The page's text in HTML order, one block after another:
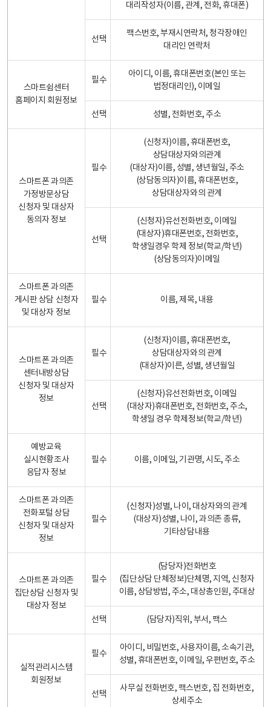
대리작성자(이름, 관계, 전화, 휴대폰)
선택
팩스번호, 부재시연락처, 청각장애인
대리인 연락처
스마트쉼센터
홈페이지 회원정보
필수
아이디, 이름, 휴대폰번호(본인 또는
법정대리인), 이메일
선택 성별, 전화번호, 주소
스마트폰 과의존
가정방문상담
신청자 및 대상자
동의자 정보
필수
(신청자)이름, 휴대폰번호,
상담대상자와의관계
(대상자)이름, 성별, 생년월일, 주소
(상담동의자)이름, 휴대폰번호,
상담대상자와의 관계
선택
(신청자)유선전화번호, 이메일
(대상자)휴대폰번호, 전화번호,
학생일경우 학제 정보(학교/학년)
(상담동의자)이메일
스마트폰 과의존
게시판 상담 신청자
및 대상자 정보
필수 이름, 제목, 내용
스마트폰 과의존
센터내방상담
신청자 및 대상자
정보
필수
(신청자)이름, 휴대폰번호,
상담대상자와의 관계
(대상자)이른, 성별, 생년월일
선택
(신청자)유선전화번호, 이메일
(대상자)휴대폰번호, 전화번호, 주소,
학생일 경우 학제정보(학교/학년)
예방교육
실시현황조사
응답자 정보
필수 이름, 이메일, 기관명, 시도, 주소
스마트폰 과의존
전화포털 상담
신청자 및 대상자
정보
필수
(신청자)성별, 나이, 대상자와의 관계
(대상자)성별, 나이, 과의존 종류,
기타상담내용
스마트폰 과의존
집단상담 신청자 및
대상자 정보
필수
(담당자)전화번호
(집단상담 단체정보)단체명, 지역, 신청자
이름, 상담방법, 주소, 대상총인원, 주대상
선택 (담당자)직위, 부서, 팩스
실적관리시스템
회원정보
필수
아이디, 비밀번호, 사용자이름, 소속기관,
성별, 휴대폰번호, 이메일, 우편번호, 주소
선택
사무실 전화번호, 팩스번호, 집 전화번호,
상세주소